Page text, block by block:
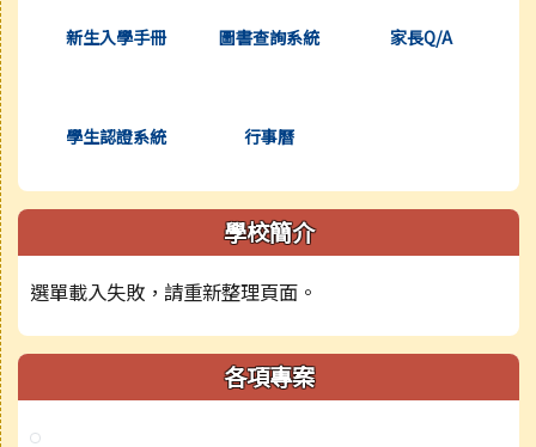
新生入學手冊 圖書查詢系統 家長Q/A
學生認證系統 行事曆
學校簡介
選單載入失敗，請重新整理頁面。
各項專案